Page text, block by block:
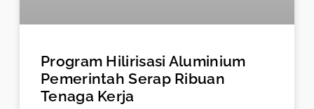
Program Hilirisasi Aluminium
Pemerintah Serap Ribuan
Tenaga Kerja